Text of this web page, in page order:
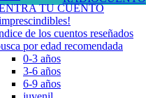
TU CUENTO
de los cuentos reseñados
por edad recomendada
0-3 años
3-6 años
6-9 años